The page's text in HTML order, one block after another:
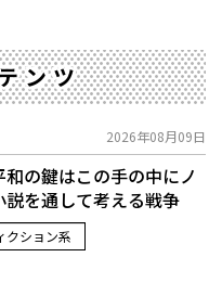
ンツ
2026年08月09日
の鍵はこの手の中に――ノ
を通して考える戦争
クション系